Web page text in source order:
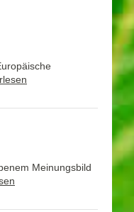
Meinungsbild